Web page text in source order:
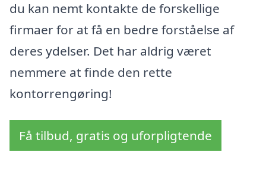
du kan nemt kontakte de forskellige
firmaer for at få en bedre forståelse af
deres ydelser. Det har aldrig været
nemmere at finde den rette
kontorrengøring!
Få tilbud, gratis og uforpligtende